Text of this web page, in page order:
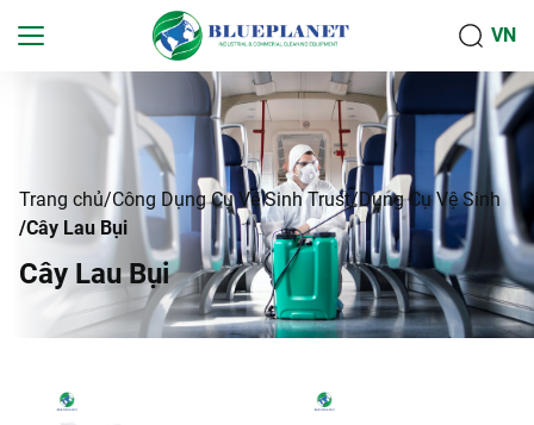
VN
Trang chủ Công Dụng Cụ Vệ Sinh Trust Dụng Cụ Vệ Sinh
Cây Lau Bụi
Cây Lau Bụi